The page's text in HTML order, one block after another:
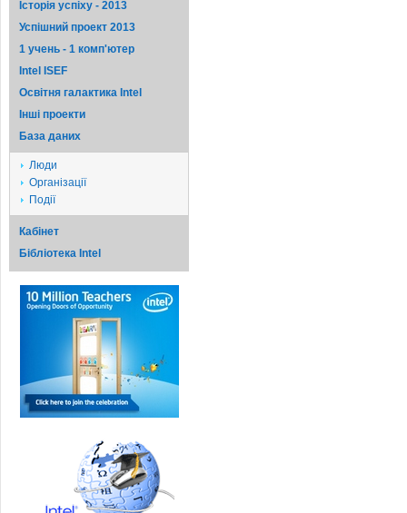
Історія успіху - 2013
Успішний проект 2013
1 учень - 1 комп'ютер
Intel ISEF
Освітня галактика Intel
Iншi проекти
База даних
Люди
Організації
Події
Кабінет
Бібліотека Intel